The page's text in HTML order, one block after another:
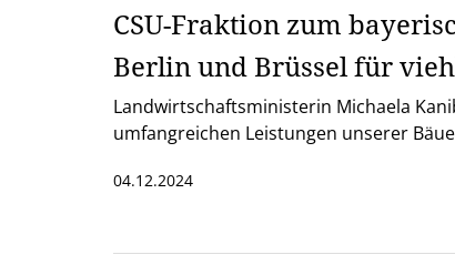
CSU-Fraktion zum
Berlin und Brüssel für
Landwirtschaftsministerin Michaela
umfangreichen Leistungen unserer
04.12.2024